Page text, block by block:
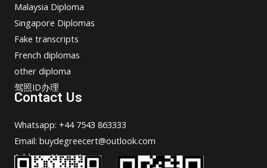
Malaysia Diploma
Singapore Diplomas
Fake transcripts
French diplomas
other diploma
驾照ID办理
Contact Us
Whatsapp: +44 7543 863333
Email: buydegreecert@outlook.com
Address: Hong Kong.